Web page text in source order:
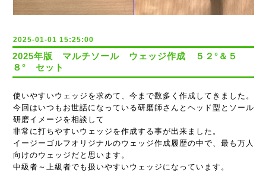
2025-01-01 15:25:00
2025年版 マルチソール ウェッジ作成 ５２°＆５
８° セット
使いやすいウェッジを求めて、今まで数多く作成してきました。
今回はいつもお世話になっている研磨師さんとヘッド型とソール
研磨イメージを相談して
非常に打ちやすいウェッジを作成する事が出来ました。
イージーゴルフオリジナルのウェッジ作成履歴の中で、最も万人
向けのウェッジだと思います。
中級者～上級者でも扱いやすいウェッジになっています。